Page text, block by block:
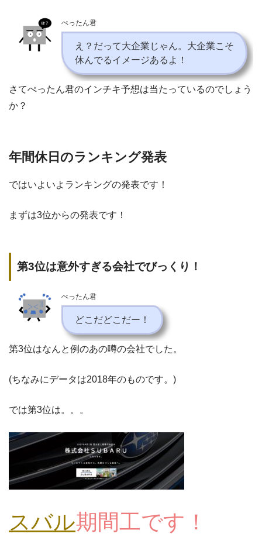
ぺったん君
え？だって大企業じゃん。大企業こそ
休んでるイメージあるよ！
さてぺったん君のインチキ予想は当たっているのでしょう
か？
年間休日のランキング発表
ではいよいよランキングの発表です！
まずは3位からの発表です！
第3位は意外すぎる会社でびっくり！
ぺったん君
どこだどこだー！
第3位はなんと例のあの噂の会社でした。
(ちなみにデータは2018年のものです。)
では第3位は。。。
スバル期間工です！